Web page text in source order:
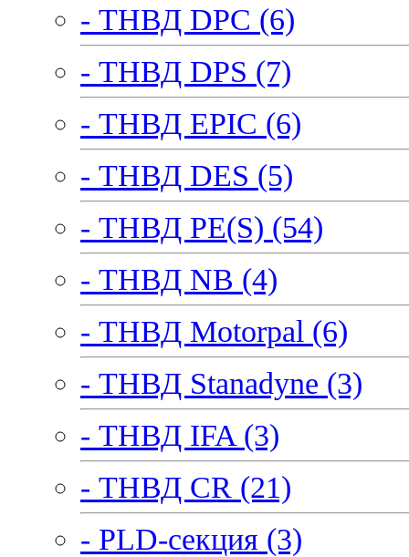
- ТНВД DPC (6)
- ТНВД DPS (7)
- ТНВД EPIC (6)
- ТНВД DES (5)
- ТНВД PE(S) (54)
- ТНВД NB (4)
- ТНВД Motorpal (6)
- ТНВД Stanadyne (3)
- ТНВД IFA (3)
- ТНВД CR (21)
- PLD-секция (3)